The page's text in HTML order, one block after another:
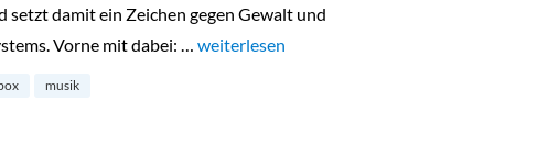
setzt damit ein Zeichen gegen Gewalt und
Vorne mit dabei: … „Türchen 23: Beat Café von Jusbox“
weiterlesen
musik